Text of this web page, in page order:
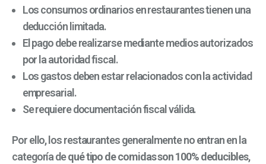
Los consumos ordinarios en restaurantes tienen una
deducción limitada.
El pago debe realizarse mediante medios autorizados
por la autoridad fiscal.
Los gastos deben estar relacionados con la actividad
empresarial.
Se requiere documentación fiscal válida.
Por ello, los restaurantes generalmente no entran en la
categoría dequé tipo de comidas son 100% deducibles,